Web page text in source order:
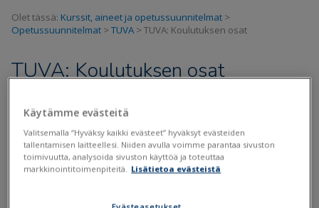
Olet tässä: Kurssit, aineet ja opetussuunnitelmat >
Opetussuunnitelmat >TUVA>TUVA: Koulutuksen osat
TUVA: Koulutuksen osat
Kurssit
Päivitetty viimeksi: 26.10.2022
Tutkintokoulutukseen valmentava koulutus TUVA alkoi 1.8.2022.
Käytämme evästeitä
Valitsemalla “Hyväksy kaikki evästeet” hyväksyt evästeiden
tallentamisen laitteellesi. Niiden avulla voimme parantaa sivuston
toimivuutta, analysoida sivuston käyttöä ja toteuttaa
markkinointitoimenpiteitä. Lisätietoa evästeistä